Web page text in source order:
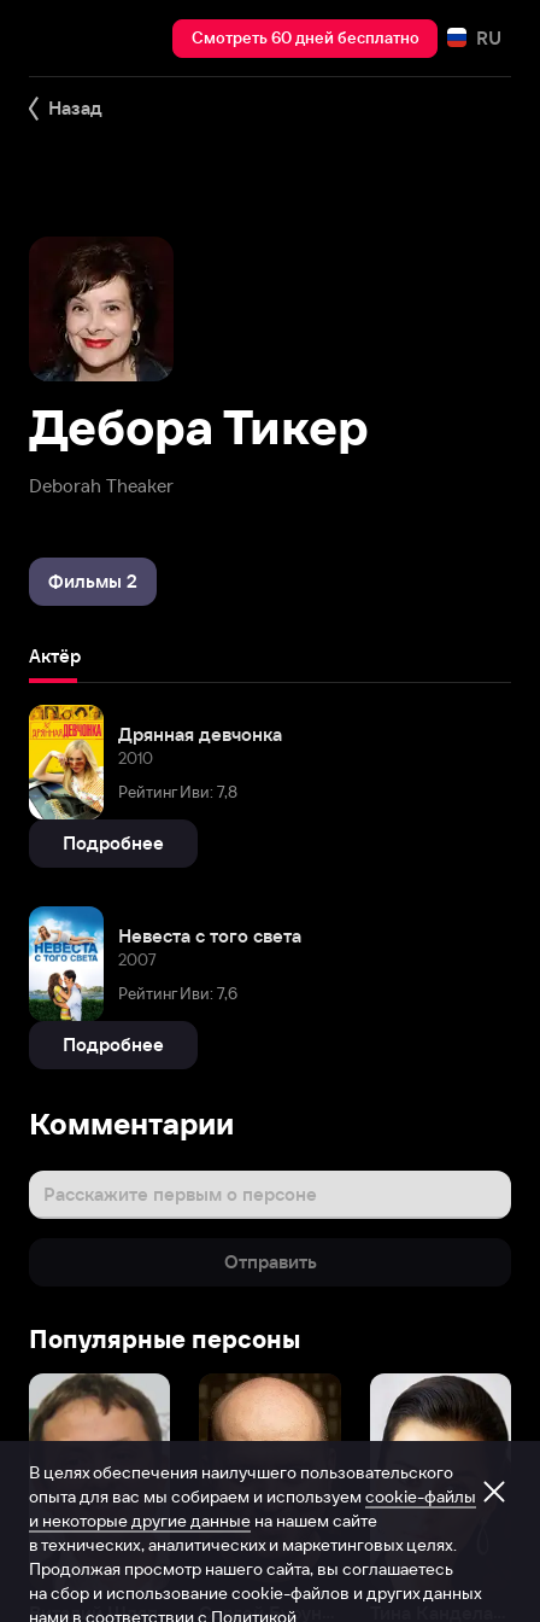
Смотреть 60 дней бесплатно RU
Назад
Deborah Theaker
Дебора Тикер
Фильмы 2
Актёр
Дрянная девчонка
2010
Рейтинг Иви: 7,8
Подробнее
Невеста с того света
2007
Рейтинг Иви: 7,6
Подробнее
Комментарии
Расскажите первым о персоне
Отправить
Популярные персоны
Виталий Шляппо
В целях обеспечения наилучшего пользовательского
опыта для вас мы собираем и используем cookie-файлы
и некоторые другие данные на нашем сайте
в технических, аналитических и маркетинговых целях.
Продолжая просмотр нашего сайта, вы соглашаетесь
на сбор и использование cookie-файлов и других данных
нами в соответствии с Политикой